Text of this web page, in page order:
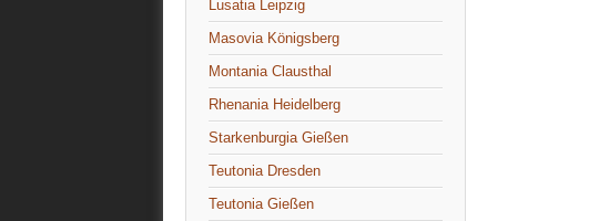
Lusatia Leipzig
Masovia Königsberg
Montania Clausthal
Rhenania Heidelberg
Starkenburgia Gießen
Teutonia Dresden
Teutonia Gießen